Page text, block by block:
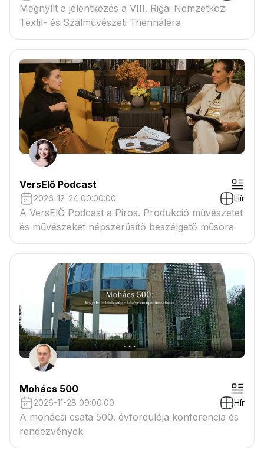
Megnyílt a jelentkezés a VIII. Rigai Nemzetközi
Textil- és Szálművészeti Triennáléra
VersElő Podcast
2026-12-24 00:00:00 Hír
A VersElŐ Podcast a Piros. Produkció művészetet
és művészeket népszerűsítő beszélgető műsora
Mohács 500
2026-11-28 09:00:00 Hír
A mohácsi csata 500. évfordulója konferencia és
rendezvények